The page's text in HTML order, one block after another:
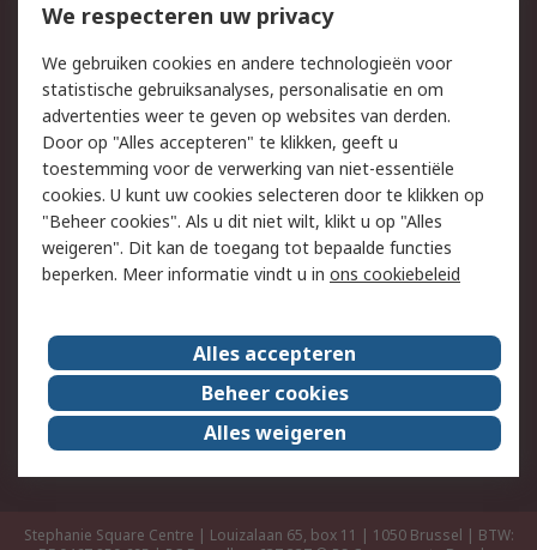
Retouren
Technisch advies
Track & Trace
Wettelijk
Cookiebeleid
Email veiligheid
Privacybeleid -
Bijgewerkt
Websitevoorwaarden
Algemene
verkoopvoorwaarden
Over RS
RS Group
Over ons
RS wereldwijd
Werken bij RS
ESG
Stephanie Square Centre | Louizalaan 65, box 11 | 1050 Brussel | BTW:
We respecteren uw privacy
We gebruiken cookies en andere technologieën voor
statistische gebruiksanalyses, personalisatie en om
advertenties weer te geven op websites van derden.
Door op "Alles accepteren" te klikken, geeft u
toestemming voor de verwerking van niet-essentiële
cookies. U kunt uw cookies selecteren door te klikken op
"Beheer cookies". Als u dit niet wilt, klikt u op "Alles
weigeren". Dit kan de toegang tot bepaalde functies
beperken. Meer informatie vindt u in ons cookiebeleid
Alles accepteren
Beheer cookies
Alles weigeren